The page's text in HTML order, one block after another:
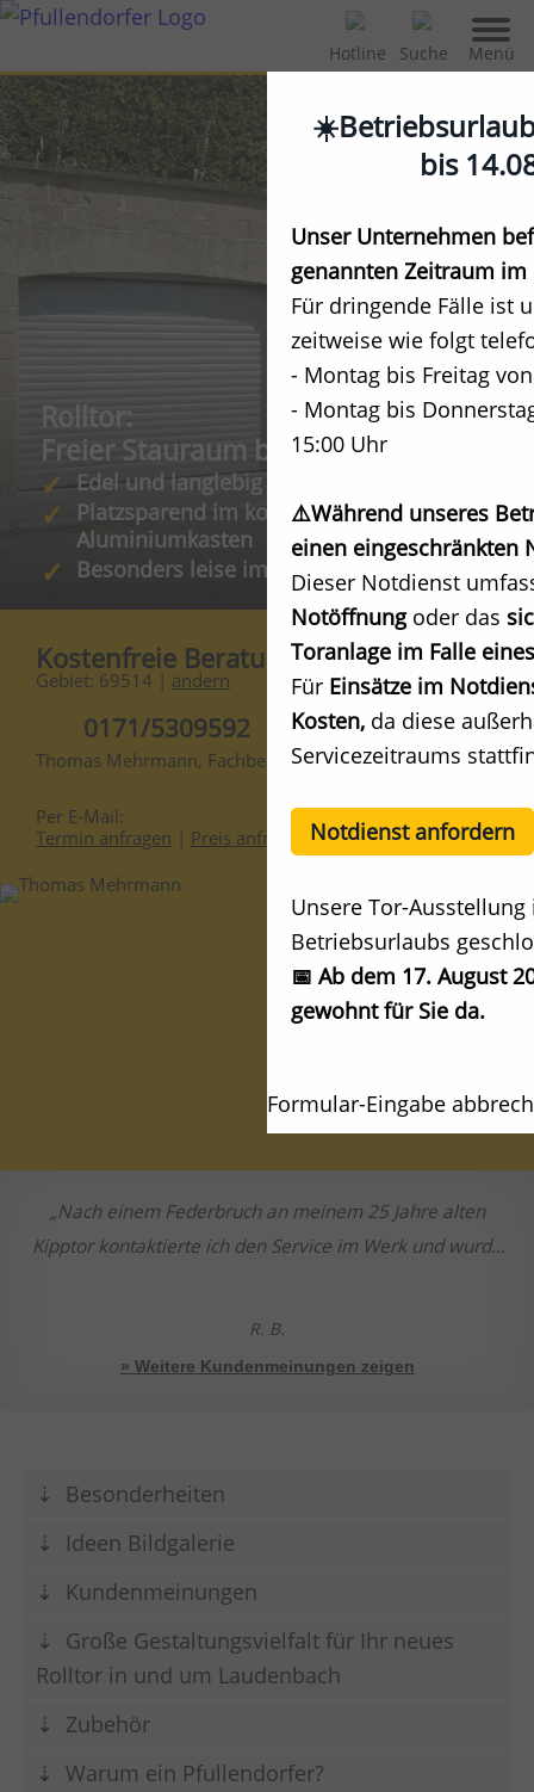
Hotline Suche Menü
Rolltor:
Freier Stauraum bis zur Decke
Edel und langlebig
Platzsparend im kompakten
Aluminiumkasten
Besonders leise im Lauf
Kostenfreie Beratung
Gebiet: 69514 | ändern
0171/5309592
Thomas Mehrmann, Fachberater
Per E-Mail:
Termin anfragen | Preis anfragen
Nach einem Federbruch an meinem 25 Jahre alten
Kipptor kontaktierte ich den Service im Werk und wurde
Alles in allem ein Super-Service!
R. B.
» Weitere Kundenmeinungen zeigen
Besonderheiten
Ideen Bildgalerie
Kundenmeinungen
Große Gestaltungsvielfalt für Ihr neues
Rolltor in und um Laudenbach
Zubehör
Warum ein Pfullendorfer?
bis
Unser Unternehmen
genannten Zeitraum
Für dringende Fälle ist
zeitweise wie folgt
- Montag bis Freitag
- Montag bis
15:00 Uhr
⚠️Während unseres
einen eingeschränkten
Dieser Notdienst
Notöffnung oder das
Toranlage im Falle
Für Einsätze im
Kosten, da diese
Servicezeitraums
Notdienst anfordern
Unsere Tor-
Betriebsurlaubs
📅 Ab dem 17. August
gewohnt für Sie da.
Formular-Eingabe